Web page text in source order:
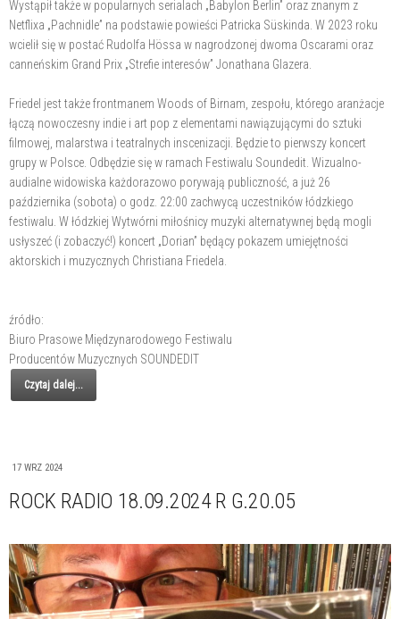
Wystąpił także w popularnych serialach „Babylon Berlin” oraz znanym z
Netflixa „Pachnidle” na podstawie powieści Patricka Süskinda. W 2023 roku
wcielił się w postać Rudolfa Hössa w nagrodzonej dwoma Oscarami oraz
canneńskim Grand Prix „Strefie interesów” Jonathana Glazera.
Friedel jest także frontmanem Woods of Birnam, zespołu, którego aranżacje
łączą nowoczesny indie i art pop z elementami nawiązującymi do sztuki
filmowej, malarstwa i teatralnych inscenizacji. Będzie to pierwszy koncert
grupy w Polsce. Odbędzie się w ramach Festiwalu Soundedit. Wizualno-
audialne widowiska każdorazowo porywają publiczność, a już 26
października (sobota) o godz. 22:00 zachwycą uczestników łódzkiego
festiwalu. W łódzkiej Wytwórni miłośnicy muzyki alternatywnej będą mogli
usłyszeć (i zobaczyć!) koncert „Dorian” będący pokazem umiejętności
aktorskich i muzycznych Christiana Friedela.
źródło:
Biuro Prasowe Międzynarodowego Festiwalu
Producentów Muzycznych SOUNDEDIT
Czytaj dalej...
17 WRZ 2024
ROCK RADIO 18.09.2024 R G.20.05